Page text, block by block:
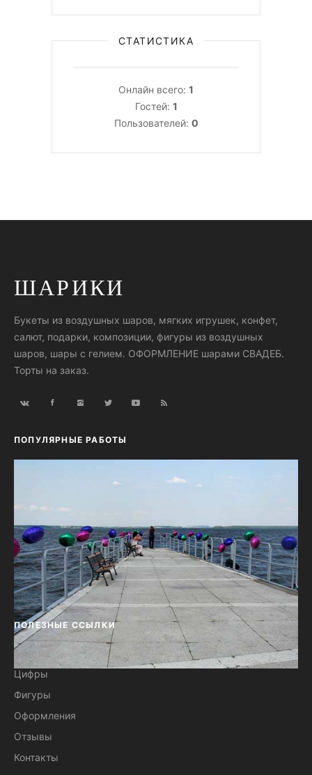
СТАТИСТИКА
Онлайн всего: 1
Гостей: 1
Пользователей: 0
ШАРИКИ
Букеты из воздушных шаров, мягких игрушек, конфет,
салют, подарки, композиции, фигуры из воздушных
шаров, шары с гелием. ОФОРМЛЕНИЕ шарами СВАДЕБ.
Торты на заказ.
ПОПУЛЯРНЫЕ РАБОТЫ
Украшение воздушными шарами
пристани
ПОЛЕЗНЫЕ ССЫЛКИ
Букеты
Цифры
Фигуры
Оформления
Отзывы
Контакты